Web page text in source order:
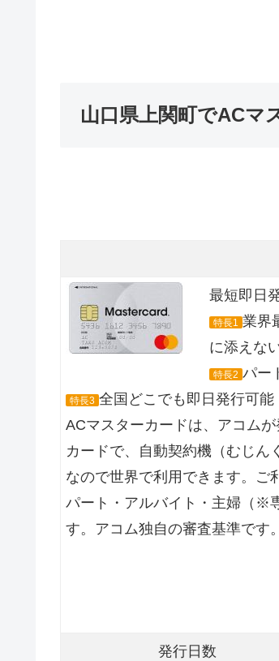
山口県上関町でACマ
最短即日
特長1 業界
に添えな
特長2 パー
特長3 全国どこでも即日発行可能
ACマスターカードは、アコム
カードで、自動契約機（むじん
なので世界で利用できます。ご
パート・アルバイト・主婦（※
す。アコム独自の審査基準です。
発行日数